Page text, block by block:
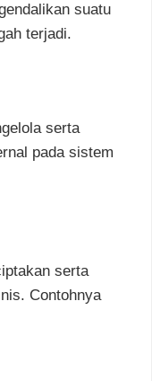
suatu
terjadi.
serta
pada sistem
serta
Contohnya